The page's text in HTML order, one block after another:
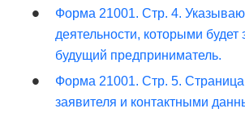
Форма 21001. Стр. 4.
деятельности, которыми будет
будущий предприниматель.
Форма 21001. Стр. 5.
заявителя и контактными